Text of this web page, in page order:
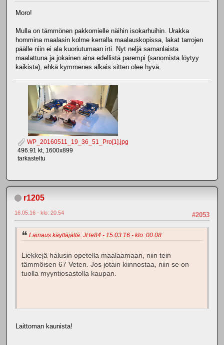
Moro!
Mulla on tämmönen pakkomielle näihin isokarhuihin. Urakka
hommina maalasin kolme kerralla maalauskopissa, lakat tarrojen
päälle niin ei ala kuoriutumaan irti. Nyt neljä samanlaista
maalattuna ja jokainen aina edellistä parempi (sanomista löytyy
kaikista), ehkä kymmenes alkais sitten olee hyvä.
WP_20160511_19_36_51_Pro[1].jpg
496.91 kt, 1600x899
tarkasteltu
r1205
#2053
16.05.16 - klo: 20.54
Lainaus käyttäjältä: JHe84 - 15.03.16 - klo: 00.08
Liekkejä halusin opetella maalaamaan, niin tein
tämmöisen 67 Veten. Jos jotain kiinnostaa, niin se on
tuolla myyntiosastolla kaupan.
Laittoman kaunista!